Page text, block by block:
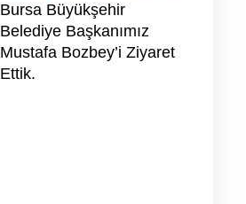
Bursa Büyükşehir
Belediye Başkanımız
Mustafa Bozbey’i Ziyaret
Ettik.